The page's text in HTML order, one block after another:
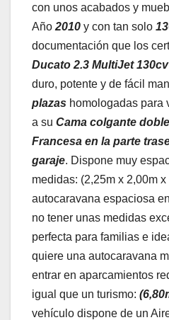
con unos acabados y
Año 2010 y con tan solo
documentación que los
Ducato 2.3 MultiJet
duro, potente y de fácil
plazas homologadas para
a su Cama colgante doble
Francesa en la parte
garaje. Dispone muy
medidas: (2,25m x 2,00m
autocaravana espaciosa
no tener unas medidas
perfecta para familias e
quiere una autocaravana
entrar en aparcamientos
igual que un turismo: (
vehículo dispone de un